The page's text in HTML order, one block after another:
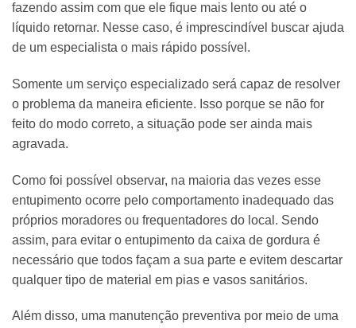
fazendo assim com que ele fique mais lento ou até o
líquido retornar. Nesse caso, é imprescindível buscar ajuda
de um especialista o mais rápido possível.
Somente um serviço especializado será capaz de resolver
o problema da maneira eficiente. Isso porque se não for
feito do modo correto, a situação pode ser ainda mais
agravada.
Como foi possível observar, na maioria das vezes esse
entupimento ocorre pelo comportamento inadequado das
próprios moradores ou frequentadores do local. Sendo
assim, para evitar o entupimento da caixa de gordura é
necessário que todos façam a sua parte e evitem descartar
qualquer tipo de material em pias e vasos sanitários.
Além disso, uma manutenção preventiva por meio de uma